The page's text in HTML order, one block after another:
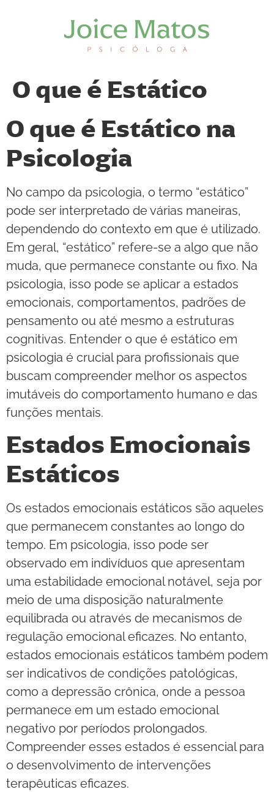
O que é Estático
O que é Estático na
Psicologia
No campo da psicologia, o termo “estático”
pode ser interpretado de várias maneiras,
dependendo do contexto em que é utilizado.
Em geral, “estático” refere-se a algo que não
muda, que permanece constante ou fixo. Na
psicologia, isso pode se aplicar a estados
emocionais, comportamentos, padrões de
pensamento ou até mesmo a estruturas
cognitivas. Entender o que é estático em
psicologia é crucial para profissionais que
buscam compreender melhor os aspectos
imutáveis do comportamento humano e das
funções mentais.
Estados Emocionais
Estáticos
Os estados emocionais estáticos são aqueles
que permanecem constantes ao longo do
tempo. Em psicologia, isso pode ser
observado em indivíduos que apresentam
uma estabilidade emocional notável, seja por
meio de uma disposição naturalmente
equilibrada ou através de mecanismos de
regulação emocional eficazes. No entanto,
estados emocionais estáticos também podem
ser indicativos de condições patológicas,
como a depressão crônica, onde a pessoa
permanece em um estado emocional
negativo por períodos prolongados.
Compreender esses estados é essencial para
o desenvolvimento de intervenções
terapêuticas eficazes.